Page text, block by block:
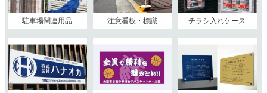
駐車場関連用品 注意看板・標識 チラシ入れケース